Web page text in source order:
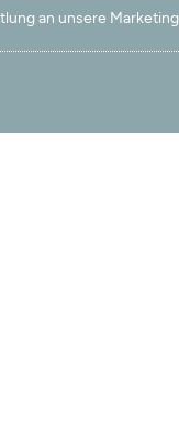
an unsere